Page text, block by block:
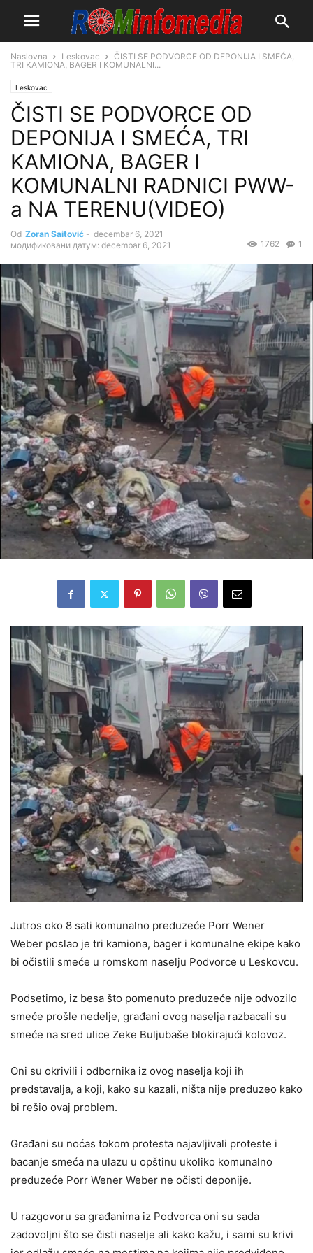
Naslovna Leskovac
ČISTI SE PODVORCE OD DEPONIJA I SMEĆA,
TRI KAMIONA, BAGER I KOMUNALNI...
Leskovac
ČISTI SE PODVORCE OD
DEPONIJA I SMEĆA, TRI
KAMIONA, BAGER I
KOMUNALNI RADNICI PWW-
a NA TERENU(VIDEO)
Od Zoran Saitović - decembar 6, 2021
модификовани датум: decembar 6, 2021
1
1762
Jutros oko 8 sati komunalno preduzeće Porr Wener
Weber poslao je tri kamiona, bager i komunalne ekipe kako
bi očistili smeće u romskom naselju Podvorce u Leskovcu.
Podsetimo, iz besa što pomenuto preduzeće nije odvozilo
smeće prošle nedelje, građani ovog naselja razbacali su
smeće na sred ulice Zeke Buljubaše blokirajući kolovoz.
Oni su okrivili i odbornika iz ovog naselja koji ih
predstavalja, a koji, kako su kazali, ništa nije preduzeo kako
bi rešio ovaj problem.
Građani su noćas tokom protesta najavljivali proteste i
bacanje smeća na ulazu u opštinu ukoliko komunalno
preduzeće Porr Wener Weber ne očisti deponije.
U razgovoru sa građanima iz Podvorca oni su sada
zadovoljni što se čisti naselje ali kako kažu, i sami su krivi